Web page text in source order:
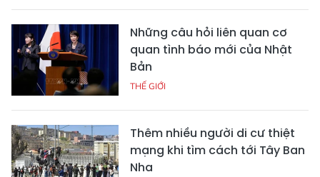
Những câu hỏi liên quan cơ
quan tình báo mới của Nhật
Bản
THẾ GIỚI
Thêm nhiều người di cư thiệt
mạng khi tìm cách tới Tây Ban
Nha